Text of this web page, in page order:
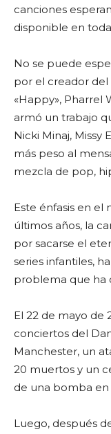
canciones
disponible en
No se puede
por el creador
«Happy», Pharrel
armó un trabajo
Nicki Minaj, Missy
más peso al
mezcla de pop,
Este énfasis en el
últimos años, la
por sacarse el
series infantiles,
problema que ha
El 22 de mayo de
conciertos del
Manchester, un
20 muertos y un
de una bomba en
Luego, después